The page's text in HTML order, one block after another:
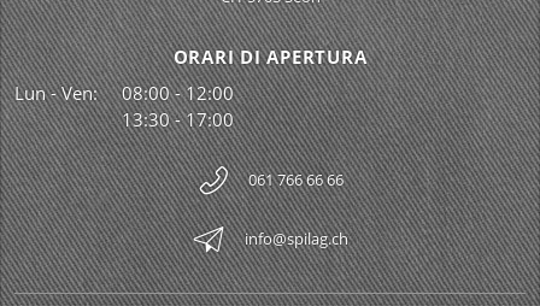
ORARI DI APERTURA
Lun - Ven:
08:00 - 12:00
13:30 - 17:00
061 766 66 66
info@spilag.ch